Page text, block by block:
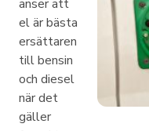
Kundservice
Elproducent
anser att
el är bästa
ersättaren
till bensin
och diesel
när det
gäller